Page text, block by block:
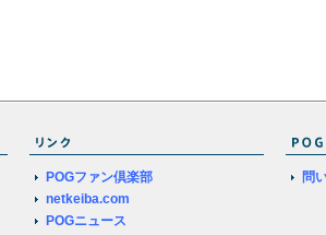
POGファン倶楽部
netkeiba.com
POGニュース
問